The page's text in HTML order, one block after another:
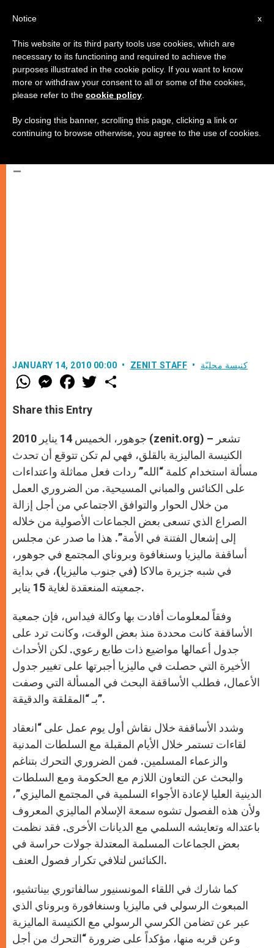
مجلس أساقفة ماليزيا: "الاعتداءات
تشوه صورة الإسلام الماليزي
المعتدل"
–
JANUARY 14, 2010 00:00 ZENIT STAFF كنيسة محليّة
W
h
t
s
p
p
M
e
s
e
g
e
r
F
a
e
b
k
w
r
Share this Entry
جوهور، الخميس 14 يناير 2010 (zenit.org) – تشعر
الكنيسة الماليزية بالقلق، فهي لم تكن تتوقع أن تحدث
مسألة استخدام كلمة “الله” ردات فعل مماثلة واعتداءات
على الكنائس والمباني المسيحية. من الضروري العمل
من خلال الحوار والتوافق الاجتماعي من أجل إزالة
الصراع الذي تسعى بعض الجماعات الأصولية من خلاله
إلى إشعال الفتنة في الأمة”. هذا ما صدر عن مجلس
أساقفة ماليزيا وسنغافوة وبروناي المجتمع في جوهور،
في شبه جزيرة مالاكا (في جنوب ماليزيا)، في بداية
جمعيته المنعقدة لغاية 15 يناير.
وفقاً لمعلومات أفادت بها وكالة فيداس، فإن جمعية
الأساقفة كانت محددة منذ بعض الوقت، وكانت ترد على
جدول أعمالها مواضيع ذات طابع رعوي. لكن الأحداث
الأخيرة التي حصلت في ماليزيا أجبرتها على تغيير جدول
الأعمال، فطلب الأساقفة البحث في المسألة التي وصفت
بـ “المقلقة والدقيقة”.
وشدد الأساقفة خلال نقاش أول يوم عمل على “انعقاد
لقاءات تستمر خلال الأيام المقبلة مع السلطات المدنية
والزعماء المسلمين. فمن الضروري التحرك بتناغم
والبحث عن التعاون اللازم مع الحكومة ومع السلطات
الدينية العليا لإعادة الأجواء السلمية في المجتمع الماليزي”،
ولأن هذه الفصول تشوه سمعة الإسلام الماليزي المعروف
باعتداله وتعايشه السلمي مع الديانات الأخرى. فقد نظمت
بعض الجماعات المسلمة المعتدلة جولات حراسة في
الكنائس لتلافي تكرار فصول العنف.
كما شارك في اللقاء المونسنيور سالفاتوري بيناتشيو،
المبعوث الرسولي في ماليزيا وسنغافورة وبروناي الذي
عبر عن تضامن الكرسي الرسولي مع الكنيسة الماليزية
وعن قربه منها، مؤكداً على ضرورة “التحرك من أجل
x
Notice
This website or its third party tools use cookies, which are
necessary to its functioning and required to achieve the
purposes illustrated in the cookie policy. If you want to know
more or withdraw your consent to all or some of the cookies,
please refer to the cookie policy
By closing this banner, scrolling this page, clicking a link or
continuing to browse otherwise, you agree to the use of cookies.